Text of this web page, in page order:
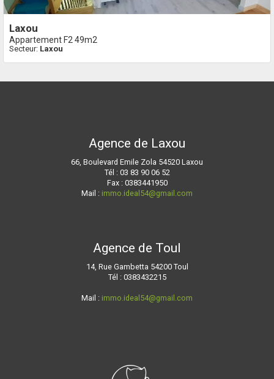
laxou
Appartement F2 49m2
Secteur: Laxou
Agence de Laxou
66, Boulevard Emile Zola 54520 Laxou
Tél : 03 83 90 06 52
Fax : 0383441950
Mail : immo.ideal54@gmail.com
Agence de Toul
14, Rue Gambetta 54200 Toul
Tél : 0383432215
Mail : immo.ideal54@gmail.com